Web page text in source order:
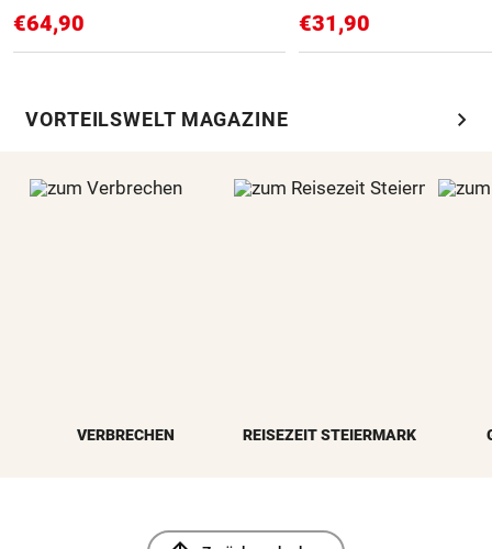
€64,90 €31,90
VORTEILSWELT MAGAZINE chevron_right
VERBRECHEN REISEZEIT STEIERMARK